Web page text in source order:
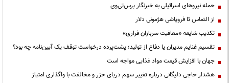
حمله نیروهای اسرائیلی به خبرنگار پرس‌تی‌وی
از التماس تا فروپاشی هژمونی دلار
تکذیب شایعه «معافیت سربازان فراری»
تقسیم غنایم مدیران یا دفاع از تولید؛ پشت‌پرده درخواست توقف یک آیین‌نامه چه بود؟
جهان با افزایش قیمت مواد غذایی مواجه است
هشدار حاجی دلیگانی درباره تغییر سهم دریای خزر و مخالفت با واگذاری امتیاز